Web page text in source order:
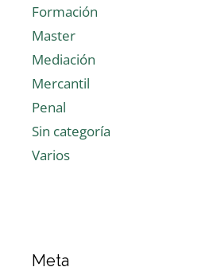
Formación
Master
Mediación
Mercantil
Penal
Sin categoría
Varios
Meta